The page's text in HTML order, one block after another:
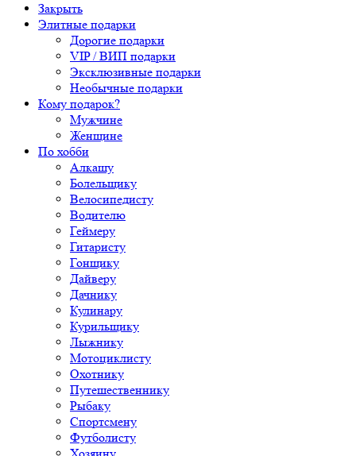
Закрыть
Элитные подарки
Дорогие подарки
VIP / ВИП подарки
Эксклюзивные подарки
Необычные подарки
Кому подарок?
Мужчине
Женщине
По хобби
Алкашу
Болельщику
Велосипедисту
Водителю
Геймеру
Гитаристу
Гонщику
Дайверу
Дачнику
Кулинару
Курильщику
Лыжнику
Мотоциклисту
Охотнику
Путешественнику
Рыбаку
Спортсмену
Футболисту